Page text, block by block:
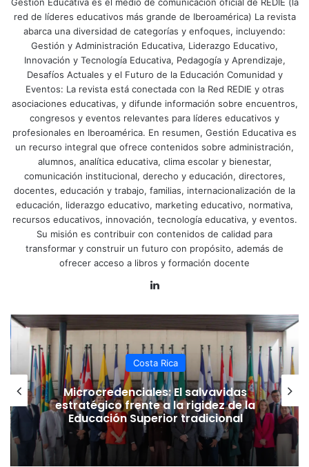
red de líderes educativos más grande de Iberoamérica) La revista
abarca una diversidad de categorías y enfoques, incluyendo:
Gestión y Administración Educativa, Liderazgo Educativo,
Innovación y Tecnología Educativa, Pedagogía y Aprendizaje,
Desafíos Actuales y el Futuro de la Educación Comunidad y
Eventos: La revista está conectada con la Red REDIE y otras
asociaciones educativas, y difunde información sobre encuentros,
congresos y eventos relevantes para líderes educativos y
profesionales en Iberoamérica. En resumen, Gestión Educativa es
un recurso integral que ofrece contenidos sobre administración,
alumnos, analítica educativa, clima escolar y bienestar,
comunicación institucional, derecho y educación, directores,
docentes, educación y trabajo, familias, internacionalización de la
educación, liderazgo educativo, marketing educativo, normativa,
recursos educativos, innovación, tecnología educativa, y eventos.
Su misión es contribuir con contenidos de calidad para
transformar y construir un futuro con propósito, además de
ofrecer acceso a libros y formación docente
Costa Rica
Microcredenciales: El salvavidas
estratégico frente a la rigidez de la
Educación Superior tradicional